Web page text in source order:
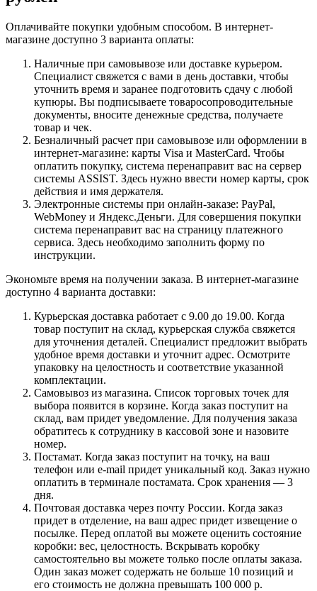
Оплачивайте покупки удобным способом. В интернет-
магазине доступно 3 варианта оплаты:
Наличные при самовывозе или доставке курьером.
Специалист свяжется с вами в день доставки, чтобы
уточнить время и заранее подготовить сдачу с любой
купюры. Вы подписываете товаросопроводительные
документы, вносите денежные средства, получаете
товар и чек.
Безналичный расчет при самовывозе или оформлении в
интернет-магазине: карты Visa и MasterCard. Чтобы
оплатить покупку, система перенаправит вас на сервер
системы ASSIST. Здесь нужно ввести номер карты, срок
действия и имя держателя.
Электронные системы при онлайн-заказе: PayPal,
WebMoney и Яндекс.Деньги. Для совершения покупки
система перенаправит вас на страницу платежного
сервиса. Здесь необходимо заполнить форму по
инструкции.
Экономьте время на получении заказа. В интернет-магазине
доступно 4 варианта доставки:
Курьерская доставка работает с 9.00 до 19.00. Когда
товар поступит на склад, курьерская служба свяжется
для уточнения деталей. Специалист предложит выбрать
удобное время доставки и уточнит адрес. Осмотрите
упаковку на целостность и соответствие указанной
комплектации.
Самовывоз из магазина. Список торговых точек для
выбора появится в корзине. Когда заказ поступит на
склад, вам придет уведомление. Для получения заказа
обратитесь к сотруднику в кассовой зоне и назовите
номер.
Постамат. Когда заказ поступит на точку, на ваш
телефон или e-mail придет уникальный код. Заказ нужно
оплатить в терминале постамата. Срок хранения — 3
дня.
Почтовая доставка через почту России. Когда заказ
придет в отделение, на ваш адрес придет извещение о
посылке. Перед оплатой вы можете оценить состояние
коробки: вес, целостность. Вскрывать коробку
самостоятельно вы можете только после оплаты заказа.
Один заказ может содержать не больше 10 позиций и
его стоимость не должна превышать 100 000 р.